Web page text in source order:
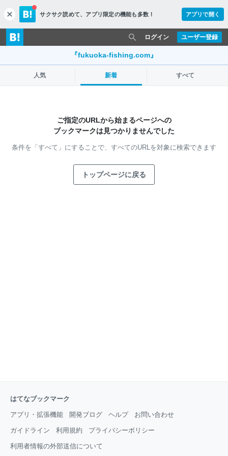
c
l
o
s
サクサク読めて、 アプリ限定の機能も多数！ アプリで開く
ユーザー登録
ログイン
『fukuoka-fishing.com』
人気 新着 すべて
ご指定のURLから始まるページへの
ブックマークは見つかりませんでした
条件を「すべて」にすることで、 すべてのURLを対象に検索できます
トップページに戻る
はてなブックマーク
アプリ・拡張機能 開発ブログ ヘルプ お問い合わせ
ガイドライン 利用規約 プライバシーポリシー
利用者情報の外部送信について